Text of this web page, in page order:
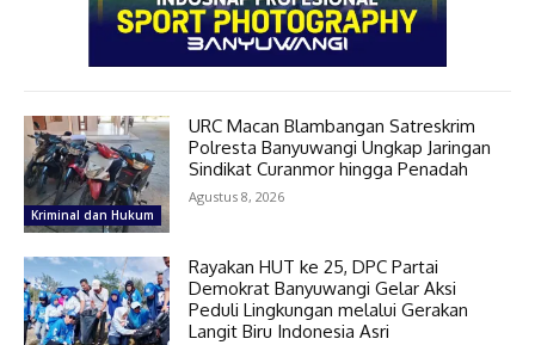
Kriminal dan Hukum
URC Macan Blambangan Satreskrim
Polresta Banyuwangi Ungkap Jaringan
Sindikat Curanmor hingga Penadah
Agustus 8, 2026
Rayakan HUT ke 25, DPC Partai
Demokrat Banyuwangi Gelar Aksi
Peduli Lingkungan melalui Gerakan
Langit Biru Indonesia Asri